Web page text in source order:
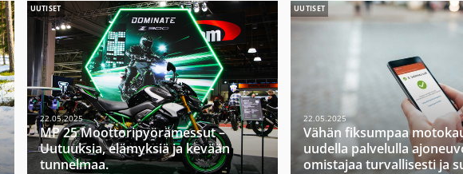
UUTISET
22.05.2025
MP 25 Moottoripyörämessut –
Uutuuksia, elämyksiä ja kevään
tunnelmaa.
UUTISET
22.05.2025
Vähän fiksumpaa
uudella palvelulla
omistajaa turvallisesti ja